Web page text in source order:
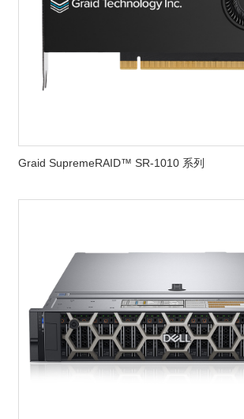
Graid SupremeRAID™ SR-1010 系列